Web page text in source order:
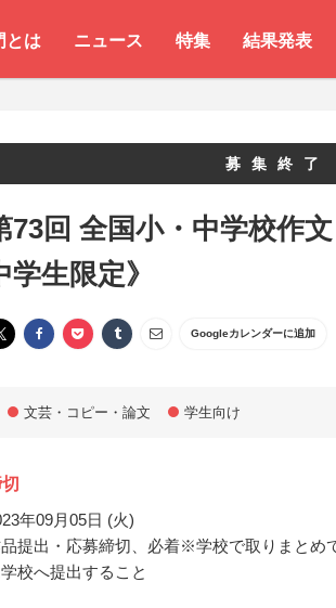
とは ニュース 特集 結果発表
募集終了
73回 全国小・中学校作
学生限定》
Googleカレンダーに追加
文芸・コピー・論文 学生向け
年09月05日 (火)
提出・応募締切、必着※学校で取りまとめ
校へ提出すること